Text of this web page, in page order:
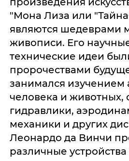
"Мона Лиза или
являются шедеврами
живописи. Его
технические идеи
пророчествами
занимался изучением
человека и животных,
гидравлики,
механики и других
Леонардо да Винчи
различные